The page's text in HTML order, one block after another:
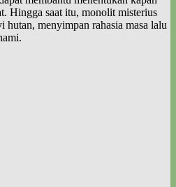
Hingga saat itu, monolit misterius
hutan, menyimpan rahasia masa lalu